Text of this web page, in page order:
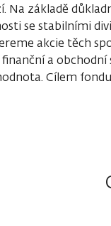
základě
se stabilními
akcie těch
a
Cílem